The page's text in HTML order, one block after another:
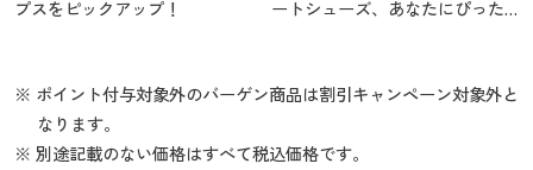
プスをピックアップ！
ートシューズ、あなたにぴった
※ ポイント付与対象外のバーゲン商品は割引キャンペーン対象外と
なります。
※ 別途記載のない価格はすべて税込価格です。